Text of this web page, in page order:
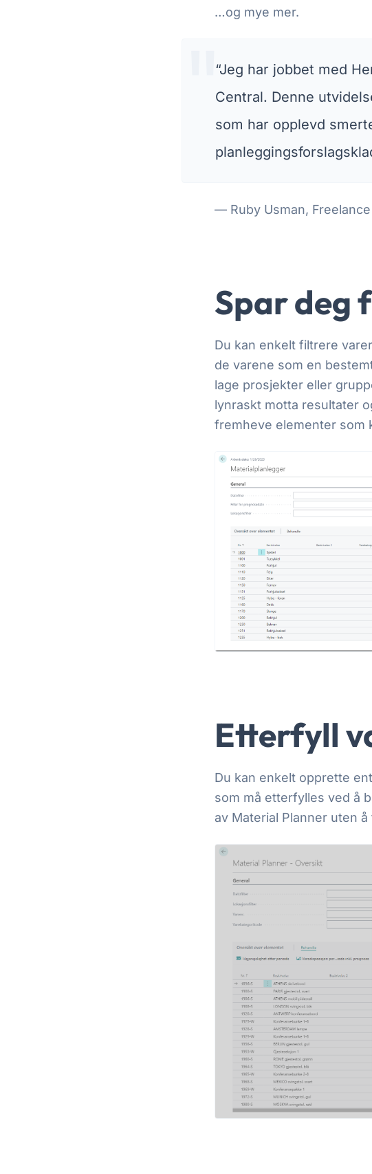
…og mye mer.
“Jeg har jobbet med
Central. Denne
som har opplevd
— Ruby Usman,
Spar deg
Du kan enkelt filtrere
de varene som en
lage prosjekter eller
lynraskt motta resultater
fremheve elementer som
Etterfyll
Du kan enkelt opprette
som må etterfylles ved å
av Material Planner uten